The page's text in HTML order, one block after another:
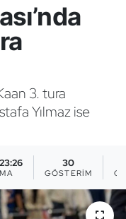
3. tura
Yılmaz ise
30
GÖSTERIM